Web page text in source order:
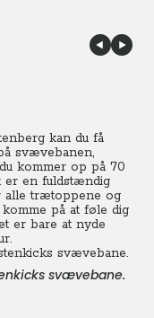
kan du få
svævebanen,
kommer op på 70
er en fuldstændig
alle trætoppene og
på at føle dig
er bare at nyde
svævebane.